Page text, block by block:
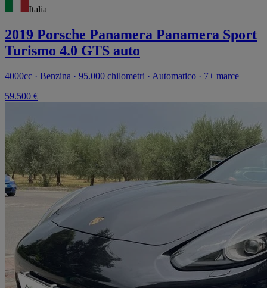
Italia
2019 Porsche Panamera Panamera Sport
Turismo 4.0 GTS auto
4000cc · Benzina · 95.000 chilometri · Automatico · 7+ marce
59.500 €